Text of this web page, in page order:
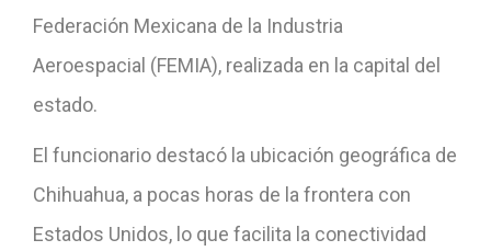
Federación Mexicana de la Industria
Aeroespacial (FEMIA), realizada en la capital del
estado.
El funcionario destacó la ubicación geográfica de
Chihuahua, a pocas horas de la frontera con
Estados Unidos, lo que facilita la conectividad